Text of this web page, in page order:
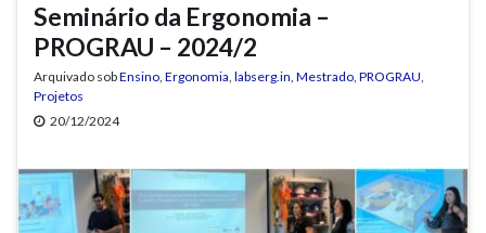
Seminário da Ergonomia –
PROGRAU – 2024/2
Arquivado sobEnsino, Ergonomia, labserg.in, Mestrado, PROGRAU,
Projetos
20/12/2024